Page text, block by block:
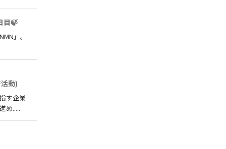
目🍃
」。
動)
す企業
め.....